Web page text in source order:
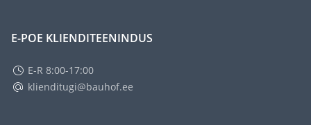
E-POE KLIENDITEENINDUS
E-R 8:00-17:00
klienditugi@bauhof.ee